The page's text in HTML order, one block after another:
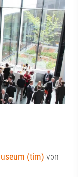
(tim) von